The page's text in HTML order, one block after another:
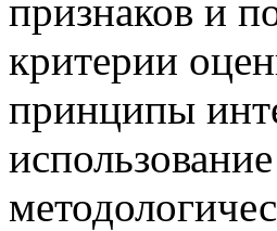
признаков и
критерии
принципы